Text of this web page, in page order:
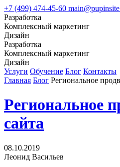
+7 (499) 474-45-60
Разработка
Комплексный маркетинг
Дизайн
Разработка
Комплексный маркетинг
Дизайн
Услуги Обучение Блог Контакты
Главная Блог Региональное
Региональное
сайта
08.10.2019
Леонид Васильев